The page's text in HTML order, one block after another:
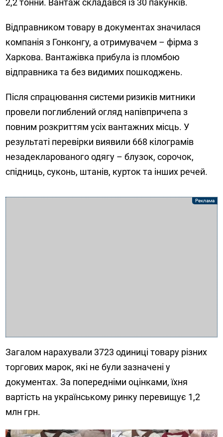
Відправником товару в документах значилася
компанія з Гонконгу, а отримувачем – фірма з
Харкова. Вантажівка прибула із пломбою
відправника та без видимих пошкоджень.
Після спрацювання системи ризиків митники
провели поглиблений огляд напівпричепа з
повним розкриттям усіх вантажних місць. У
результаті перевірки виявили 668 кілограмів
незадекларованого одягу – блузок, сорочок,
спідниць, суконь, штанів, курток та інших речей.
Загалом нарахували 3723 одиниці товару різних
торгових марок, які не були зазначені у
документах. За попередніми оцінками, їхня
вартість на українському ринку перевищує 1,2
млн грн.